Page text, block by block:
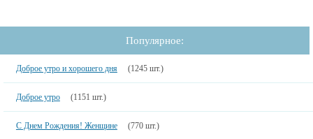
Популярное:
Доброе утро и хорошего дня (1245 шт.)
Доброе утро (1151 шт.)
С Днем Рождения! Женщине (770 шт.)